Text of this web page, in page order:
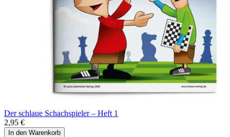
Der schlaue Schachspieler – Heft 1
2,95 €
In den Warenkorb